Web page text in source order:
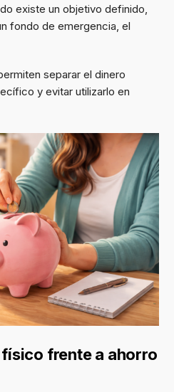
existe un objetivo definido,
fondo de emergencia, el
separar el dinero
y evitar utilizarlo en
frente a ahorro